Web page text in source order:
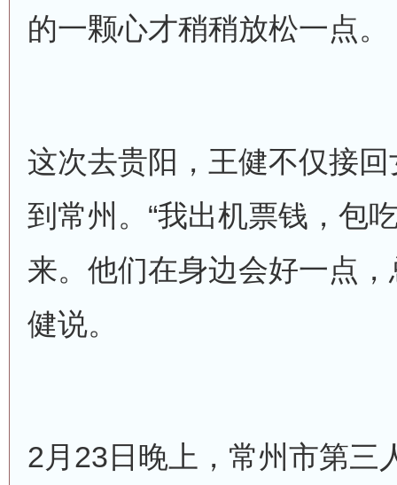
的一颗心才稍稍放松一点。
这次去贵阳，王健不仅接
到常州。“我出机票钱，包
来。他们在身边会好一点
健说。
2月23日晚上，常州市第三